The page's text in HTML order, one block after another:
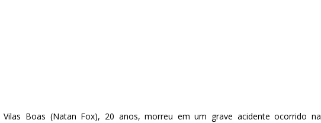
Vilas Boas (Natan Fox), 20 anos, morreu em um grave acidente ocorrido na